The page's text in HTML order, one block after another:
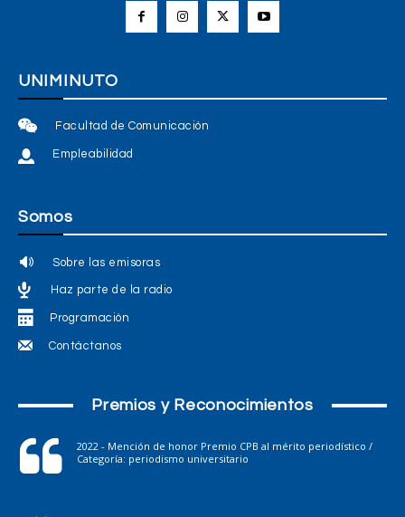
UNIMINUTO
Facultad de Comunicación
Empleabilidad
Somos
Sobre las emisoras
Haz parte de la radio
Programación
Contáctanos
Premios y Reconocimientos
2022 - Mención de honor Premio CPB al mérito periodístico /
Categoría: periodismo universitario